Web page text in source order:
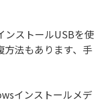
ストールUSBを使
法もあります、手
インストールメデ